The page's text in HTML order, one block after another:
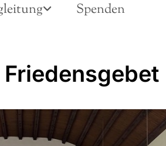
Spenden